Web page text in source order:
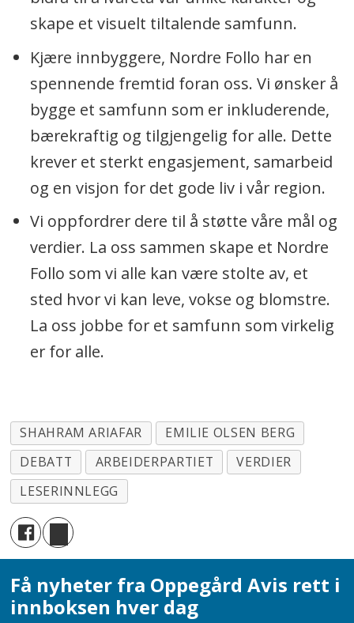
skape et visuelt tiltalende samfunn.
Kjære innbyggere, Nordre Follo har en
spennende fremtid foran oss. Vi ønsker å
bygge et samfunn som er inkluderende,
bærekraftig og tilgjengelig for alle. Dette
krever et sterkt engasjement, samarbeid
og en visjon for det gode liv i vår region.
Vi oppfordrer dere til å støtte våre mål og
verdier. La oss sammen skape et Nordre
Follo som vi alle kan være stolte av, et
sted hvor vi kan leve, vokse og blomstre.
La oss jobbe for et samfunn som virkelig
er for alle.
SHAHRAM ARIAFAR
EMILIE OLSEN BERG
DEBATT
ARBEIDERPARTIET
VERDIER
LESERINNLEGG
Få nyheter fra Oppegård Avis rett i
innboksen hver dag